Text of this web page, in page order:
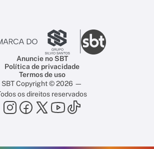
Anuncie no SBT
Política de privacidade
Termos de uso
SBT Copyright © 2026 —
os direitos reservados